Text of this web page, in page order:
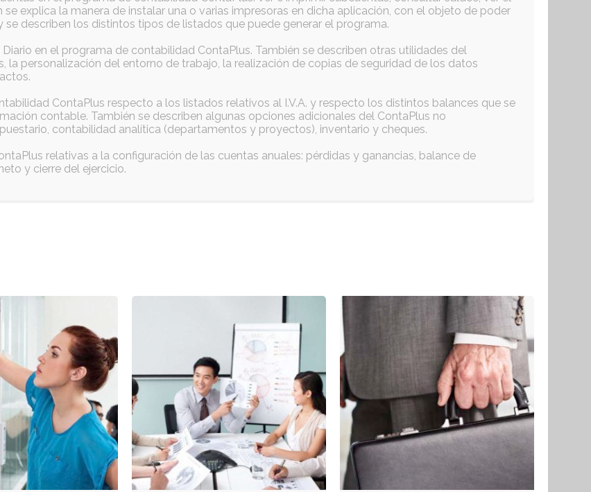
explica la manera de instalar una o varias impresoras en dicha aplicación, con el objeto de poder
describen los distintos tipos de listados que puede generar el programa.
en el programa de contabilidad ContaPlus. También se describen otras utilidades del
la personalización del entorno de trabajo, la realización de copias de seguridad de los datos
ContaPlus respecto a los listados relativos al I.V.A. y respecto los distintos balances que se
contable. También se describen algunas opciones adicionales del ContaPlus no
contabilidad analítica (departamentos y proyectos), inventario y cheques.
relativas a la configuración de las cuentas anuales: pérdidas y ganancias, balance de
y cierre del ejercicio.